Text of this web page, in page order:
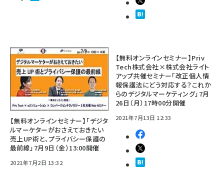
【無料オンラインセミナー】「デジタ
ルマーケターがおさえておきたい
売上UP術と、プライバシー保護の
最前線」7月9日（金）13:00開催
2021年7月2日 13:32
【無料オンラインセミナー】Priv
Tech株式会社×株式会社ライト
アップ共催セミナー「改正個人情
報保護法にどう対応する？これか
らのデジタルマーケティング」7月
26日（月）17時00分開催
2021年7月13日 12:33